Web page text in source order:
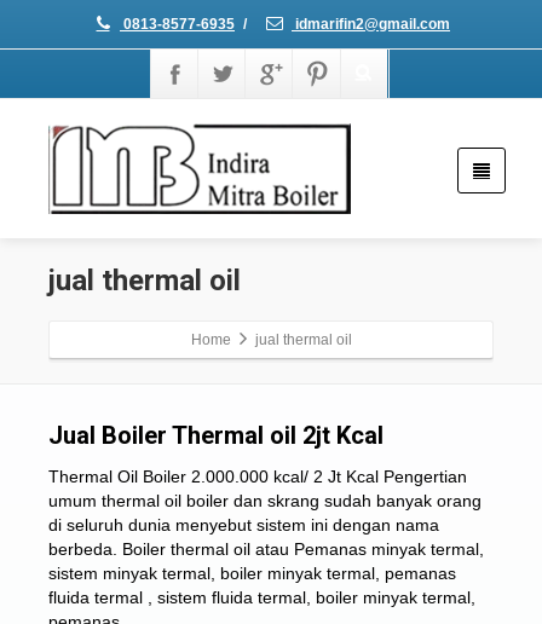
0813-8577-6935 / idmarifin2@gmail.com
jual thermal oil
Home jual thermal oil
Jual Boiler Thermal oil 2jt Kcal
Thermal Oil Boiler 2.000.000 kcal/ 2 Jt Kcal Pengertian
umum thermal oil boiler dan skrang sudah banyak orang
di seluruh dunia menyebut sistem ini dengan nama
berbeda. Boiler thermal oil atau Pemanas minyak termal,
sistem minyak termal, boiler minyak termal, pemanas
fluida termal , sistem fluida termal, boiler minyak termal,